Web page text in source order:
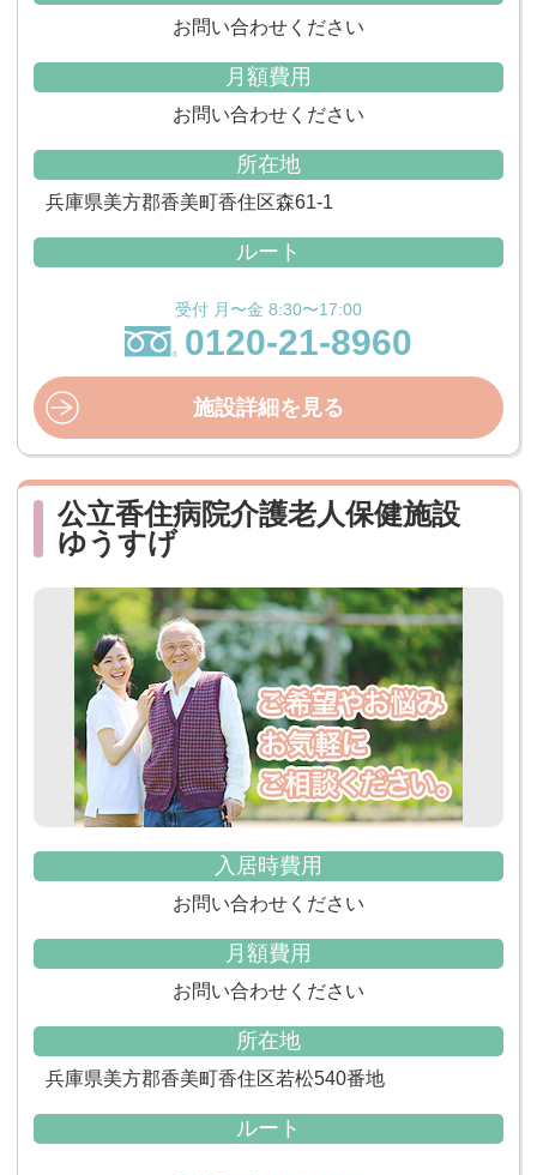
お問い合わせください
月額費用
お問い合わせください
所在地
兵庫県美方郡香美町香住区森61-1
ルート
受付 月〜金 8:30〜17:00
0120-21-8960
施設詳細を見る
公立香住病院介護老人保健施設
ゆうすげ
入居時費用
お問い合わせください
月額費用
お問い合わせください
所在地
兵庫県美方郡香美町香住区若松540番地
ルート